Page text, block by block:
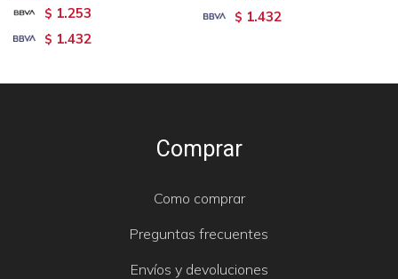
$ 1.253
$ 1.432
$ 1.432
Comprar
Como comprar
Preguntas frecuentes
Envíos y devoluciones